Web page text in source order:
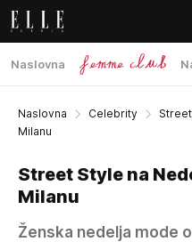
Naslovna
Naslovna Celebrity
Milanu
Street Style na
Milanu
Ženska nedelja mode